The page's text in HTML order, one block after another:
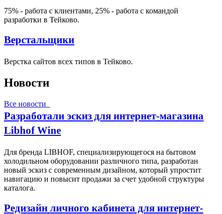
75% - работа с клиентами, 25% - работа с командой
разработки в Тейково.
Верстальщики
Верстка сайтов всех типов в Тейково.
Новости
Все новости
Разработали эскиз для интернет-магазина
Libhof Wine
Для бренда LIBHOF, специализирующегося на бытовом
холодильном оборудовании различного типа, разработан
новый эскиз с современным дизайном, который упростит
навигацию и повысит продажи за счет удобной структуры
каталога.
Редизайн личного кабинета для интернет-